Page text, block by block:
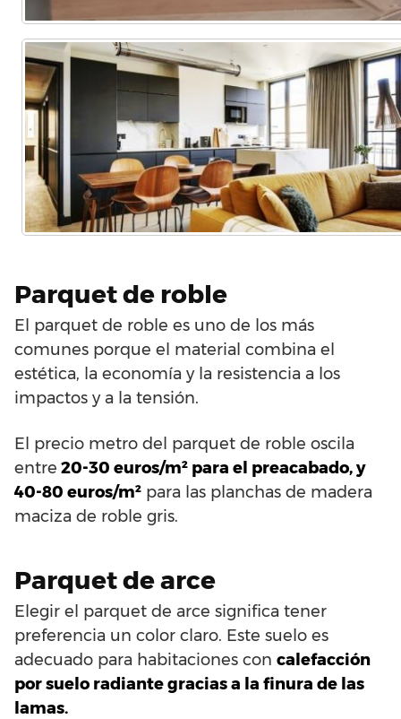
Parquet de roble
El parquet de roble es uno de los más
comunes porque el material combina el
estética, la economía y la resistencia a los
impactos y a la tensión.
El precio metro del parquet de roble oscila
entre 20-30 euros/m² para el preacabado, y
40-80 euros/m² para las planchas de madera
maciza de roble gris.
Parquet de arce
Elegir el parquet de arce significa tener
preferencia un color claro. Este suelo es
adecuado para habitaciones con calefacción
por suelo radiante gracias a la finura de las
lamas.